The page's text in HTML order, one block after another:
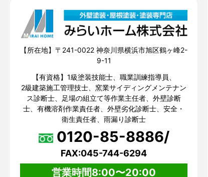
【所在地】〒241-0022 神奈川県横浜市旭区鶴ヶ峰2-
9-11
【有資格】1級塗装技能士、職業訓練指導員、
2級建築施工管理技士、窯業サイディングメンテナン
ス診断士、足場の組立て等作業主任者、外壁診断
士、有機溶剤作業責任者、外壁劣化診断士、安全・
衛生責任者、雨漏り診断士
0120-85-8886/
FAX:045-744-6294
営業時間8:00〜20:00